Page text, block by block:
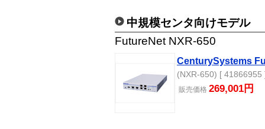
中規模センタ向けモデル
FutureNet NXR-650
CenturySystems
(NXR-650) [ 41866955
販売価格 269,001円